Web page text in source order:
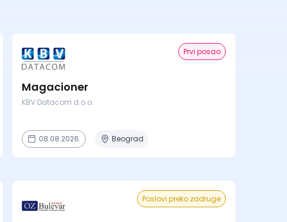
Prvi posao
Magacioner
KBV Datacom d.o.o.
08.08.2026. Beograd
Poslovi preko zadruge